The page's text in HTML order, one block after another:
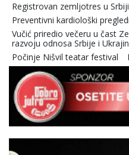
Registrovan zemljotres u Srbiji
Preventivni kardiološki
Vučić priredio večeru u čast
razvoju odnosa Srbije i
Počinje Nišvil teatar festival